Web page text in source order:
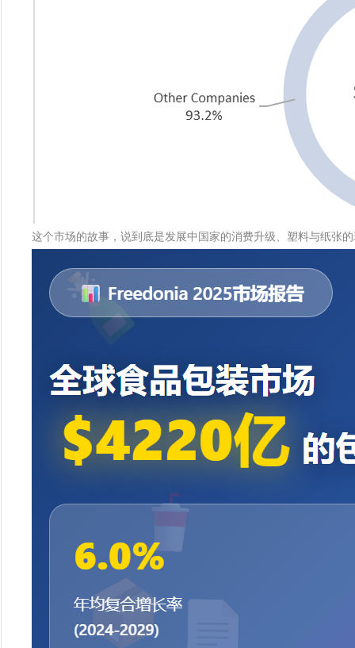
这个市场的故事，说到底是发展中国家的消费升级、塑料与纸张